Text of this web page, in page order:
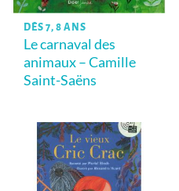
DÈS 7, 8 ANS
Le carnaval des
animaux – Camille
Saint-Saëns